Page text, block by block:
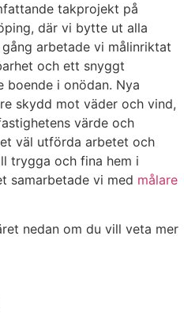
takprojekt på
där vi bytte ut alla
arbetade vi målinriktat
och ett snyggt
boende i onödan. Nya
skydd mot väder och vind,
värde och
väl utförda arbetet och
trygga och fina hem i
samarbetade vi med målare
nedan om du vill veta mer